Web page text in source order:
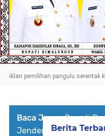
iklan pemilihan pangulu serentak
Baca Juga : Bupati
Jenderal Bina
Berita